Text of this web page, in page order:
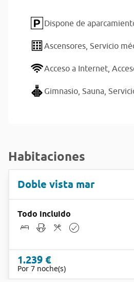
Dispone de
Ascensores, Servicio
Acceso a Internet,
Gimnasio, Sauna,
Habitaciones
Doble vista mar
Todo incluido
1.239 €
Por 7 noche(s)